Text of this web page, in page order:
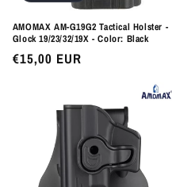
AMOMAX AM-G19G2 Tactical Holster -
Glock 19/23/32/19X - Color: Black
Preço
€15,00 EUR